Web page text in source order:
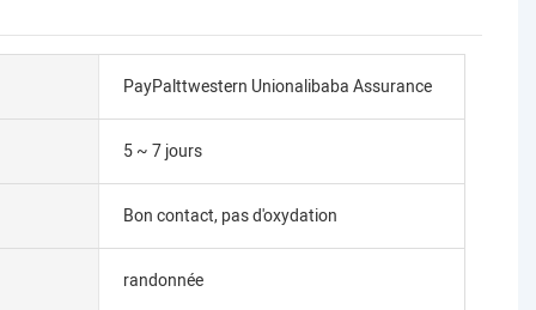
PayPalttwestern Unionalibaba Assurance
5 ~ 7 jours
Bon contact, pas d'oxydation
randonnée